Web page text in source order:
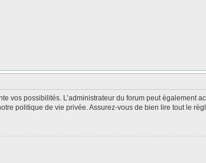
vos possibilités. L’administrateur du forum peut également
politique de vie privée. Assurez-vous de bien lire tout le